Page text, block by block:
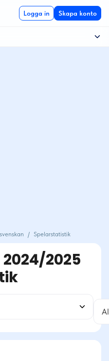
Logga in Skapa konto
/ Spelarstatistik
2025